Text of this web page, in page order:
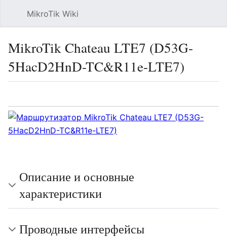
MikroTik Wiki
MikroTik Chateau LTE7 (D53G-
5HacD2HnD-TC&R11e-LTE7)
Описание и основные
характеристики
Проводные интерфейсы